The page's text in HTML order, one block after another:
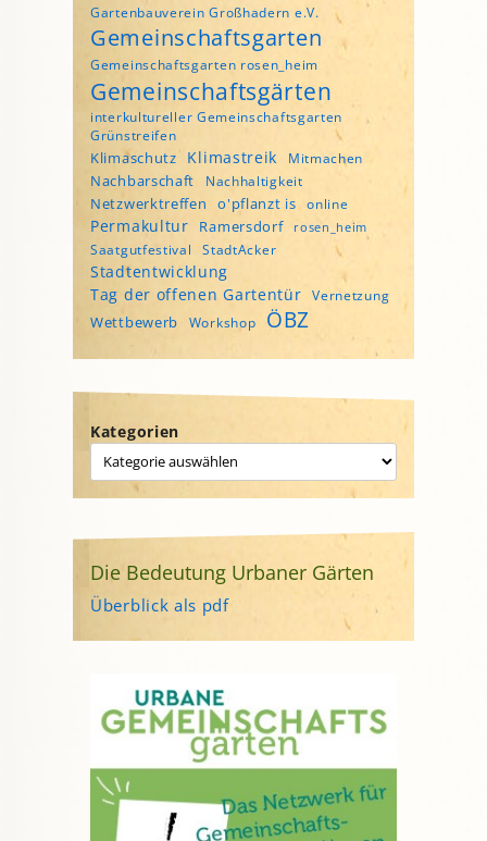
Gartenbauverein Großhadern e.V.
Gemeinschaftsgarten
Gemeinschaftsgarten rosen_heim
Gemeinschaftsgärten
interkultureller Gemeinschaftsgarten
Grünstreifen
Klimaschutz Klimastreik Mitmachen
Nachbarschaft Nachhaltigkeit
Netzwerktreffen o'pflanzt is online
Permakultur Ramersdorf rosen_heim
Saatgutfestival StadtAcker
Stadtentwicklung
Tag der offenen Gartentür
Vernetzung
Wettbewerb Workshop ÖBZ
Kategorien
Die Bedeutung Urbaner Gärten
Überblick als pdf